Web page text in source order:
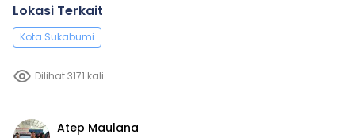
Lokasi Terkait
Kota Sukabumi
Dilihat 3171 kali
Atep Maulana